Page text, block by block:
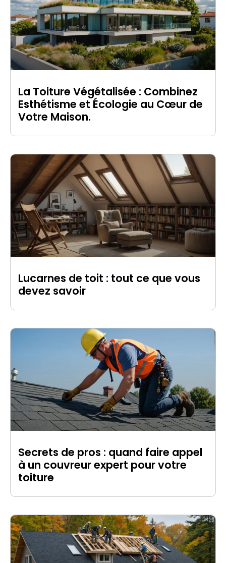
La Toiture Végétalisée : Combinez
Esthétisme et Écologie au Cœur de
Votre Maison.
Lucarnes de toit : tout ce que vous
devez savoir
Secrets de pros : quand faire appel
à un couvreur expert pour votre
toiture